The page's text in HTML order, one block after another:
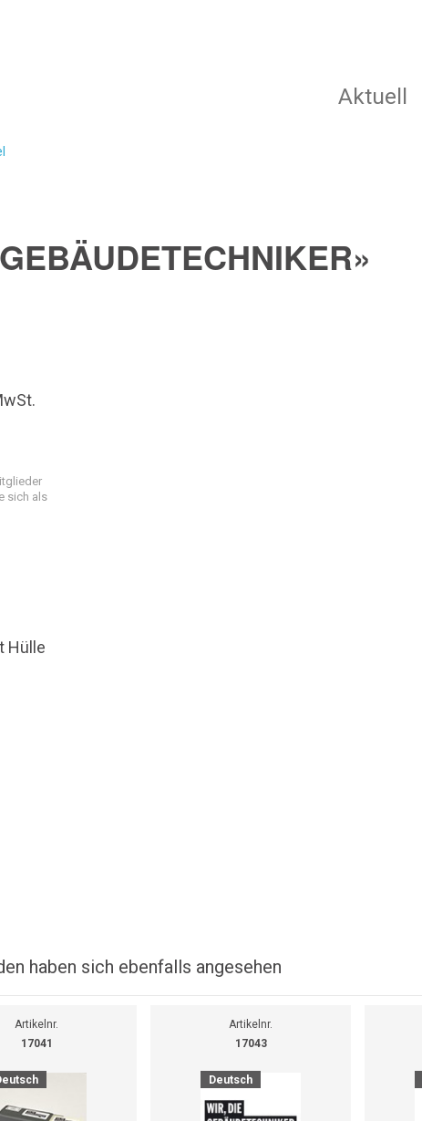
Aktuell
sich als
Hülle
haben sich ebenfalls angesehen
Artikelnr.
17041
Artikelnr.
17043
Deutsch